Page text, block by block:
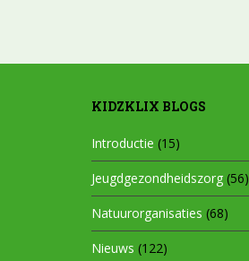
KIDZKLIX BLOGS
Introductie (15)
Jeugdgezondheidszorg (56)
Natuurorganisaties (68)
Nieuws (122)